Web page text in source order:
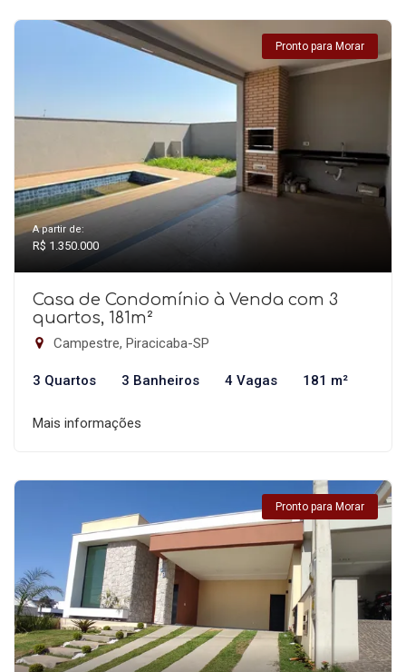
Pronto para Morar
A partir de:
R$ 1.350.000
Casa de Condomínio à Venda com 3
quartos, 181m²
Campestre, Piracicaba-SP
3 Quartos 3 Banheiros 4 Vagas 181 m²
Mais informações
Pronto para Morar